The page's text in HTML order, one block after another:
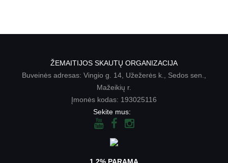
ŽEMAITIJOS SKAUTŲ ORGANIZACIJA
Buveinės adresas: Vingio g. 14, Užežerės k., Sedos sen.,
Mažeikių r.
Įmonės kodas: 193025116
Sekite mus: